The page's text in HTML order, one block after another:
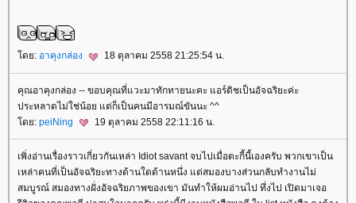
ดย: อาคุงกล่อง 18 ตุลาคม 2558 21:25:54 น.
คุณอาคุงกล่อง -- ขอบคุณที่แวะมาทักทายนะคะ แอร์ดิชเป็นอัจฉริยะค่ะ
ประหลาดไม่ใช่น้อย แต่ก็เป็นคนมีอารมณ์ขันนะ ^^
ดย: peiNing 19 ตุลาคม 2558 22:11:16 น.
เพิ่งอ่านเรื่องราวเกี่ยวกันเหล่า Idiot savant จบไปเมื่อตะกี้นี้เองครับ พวกเขาเป็น
เหล่าคนที่เป็นอัจฉริยะทางด้านใดด้านหนึ่ง แต่สมองบางส่วนกลับทำงานไม่
สมบูรณ์ สมองทางฝั่งอัจฉริยภาพของเขา มันทำให้ผมอ่านไป ทึ่งไป เปิดมาเจอ